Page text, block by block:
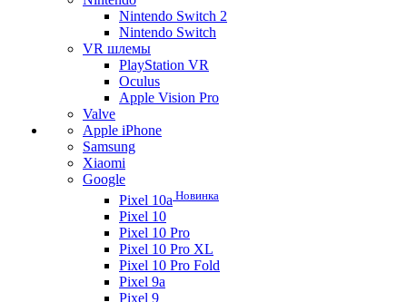
Nintendo Switch 2
Nintendo Switch
VR шлемы
PlayStation VR
Oculus
Apple Vision Pro
Valve
Apple iPhone
Samsung
Xiaomi
Google
Pixel 10a Новинка
Pixel 10
Pixel 10 Pro
Pixel 10 Pro XL
Pixel 10 Pro Fold
Pixel 9a
Pixel 9